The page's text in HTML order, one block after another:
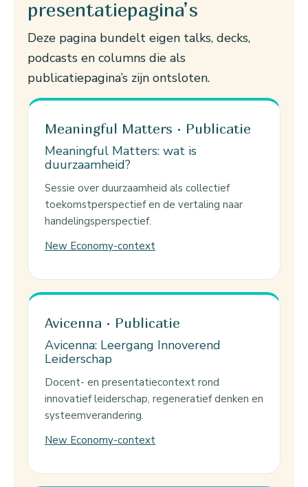
presentatiepagina’s
Deze pagina bundelt eigen talks, decks,
podcasts en columns die als
publicatiepagina’s zijn ontsloten.
Meaningful Matters · Publicatie
Meaningful Matters: wat is
duurzaamheid?
Sessie over duurzaamheid als collectief
toekomstperspectief en de vertaling naar
handelingsperspectief.
New Economy-context
Avicenna · Publicatie
Avicenna: Leergang Innoverend
Leiderschap
Docent- en presentatiecontext rond
innovatief leiderschap, regeneratief denken en
systeemverandering.
New Economy-context